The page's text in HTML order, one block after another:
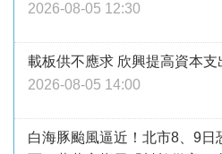
2026-08-05 12:30
載板供不應求 欣興提高資本支
2026-08-05 14:00
白海豚颱風逼近！北市8、9日